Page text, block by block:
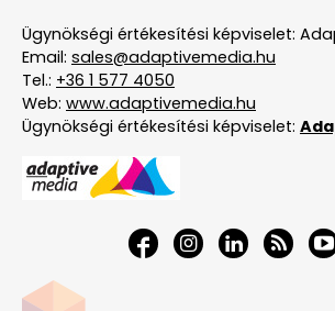
Ügynökségi értékesítési képviselet:
Email: sales@adaptivemedia.hu
Tel.: +36 1 577 4050
Web: www.adaptivemedia.hu
Ügynökségi értékesítési képviselet: